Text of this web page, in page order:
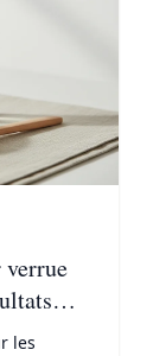
verrue
les